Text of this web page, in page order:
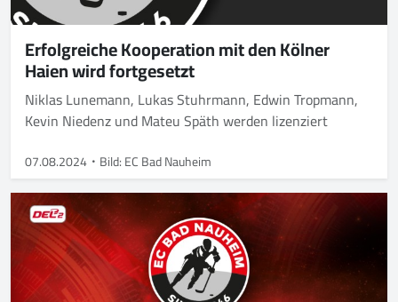
Erfolgreiche Kooperation mit den Kölner
Haien wird fortgesetzt
Niklas Lunemann, Lukas Stuhrmann, Edwin Tropmann,
Kevin Niedenz und Mateu Späth werden lizenziert
07.08.2024 Bild: EC Bad Nauheim